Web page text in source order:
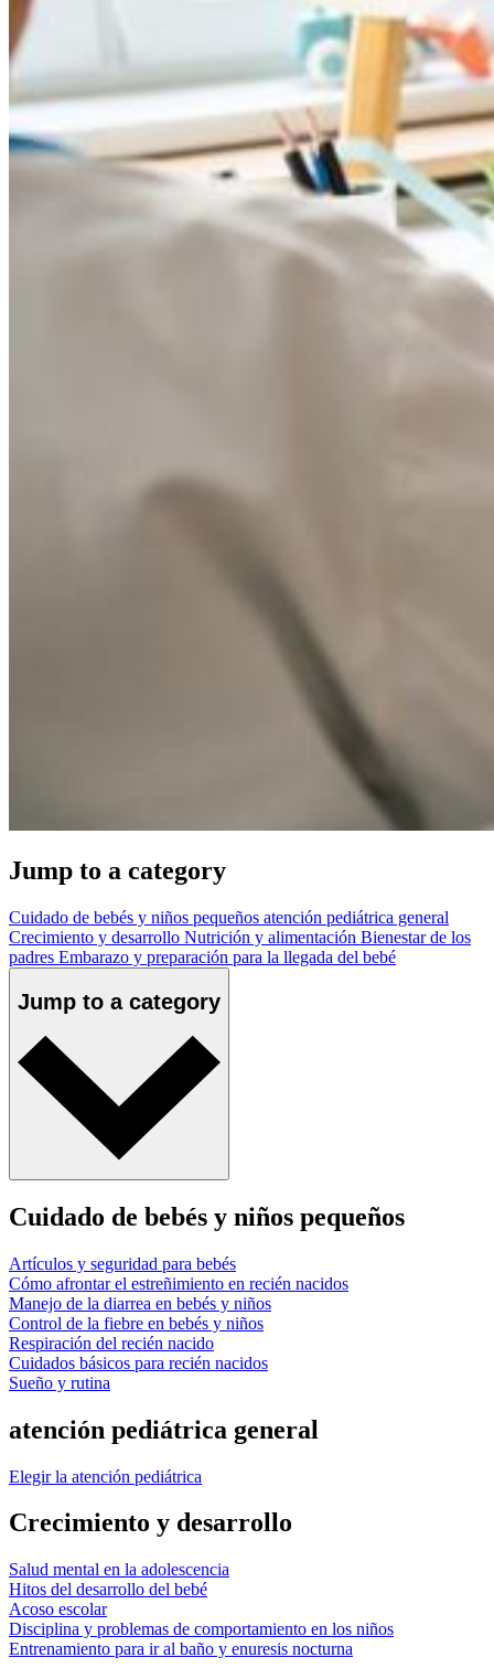
Jump to a category
Cuidado de bebés y niños pequeños atención pediátrica general
Crecimiento y desarrollo Nutrición y alimentación Bienestar de los
padres Embarazo y preparación para la llegada del bebé
Jump to a category
Cuidado de bebés y niños pequeños
Artículos y seguridad para bebés
Cómo afrontar el estreñimiento en recién nacidos
Manejo de la diarrea en bebés y niños
Control de la fiebre en bebés y niños
Respiración del recién nacido
Cuidados básicos para recién nacidos
Sueño y rutina
atención pediátrica general
Elegir la atención pediátrica
Crecimiento y desarrollo
Salud mental en la adolescencia
Hitos del desarrollo del bebé
Acoso escolar
Disciplina y problemas de comportamiento en los niños
Entrenamiento para ir al baño y enuresis nocturna